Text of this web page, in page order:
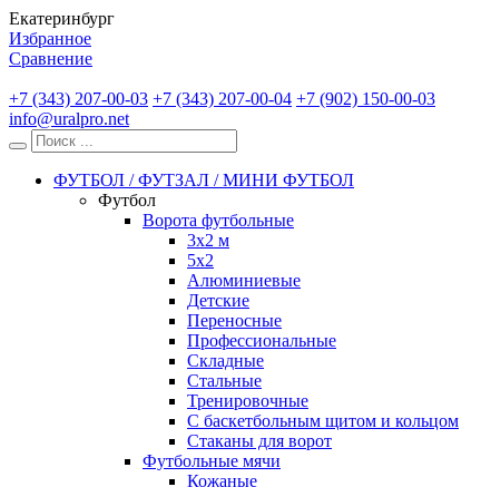
Екатеринбург
Избранное
Сравнение
+7 (343) 207-00-03 +7 (343) 207-00-04 +7 (902) 150-00-03
info@uralpro.net
ФУТБОЛ / ФУТЗАЛ / МИНИ ФУТБОЛ
Футбол
Ворота футбольные
3х2 м
5х2
Алюминиевые
Детские
Переносные
Профессиональные
Складные
Стальные
Тренировочные
С баскетбольным щитом и кольцом
Стаканы для ворот
Футбольные мячи
Кожаные